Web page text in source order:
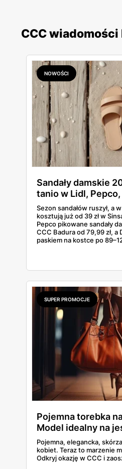
CCC
NOWOŚCI
Sandały damskie
tanio w Lidl,
od 39 zł
Sezon sandałów ruszył, a
kosztują już od 39 zł w
Pepco pikowane sandały
CCC Badura od 79,99 zł,
paskiem na kostce po
wakacje
SUPER PROMOCJE
Pojemna torebka
Model idealny na
Pojemna, elegancka,
kobiet. Teraz to marzenie
Odkryj okazję w CCC i